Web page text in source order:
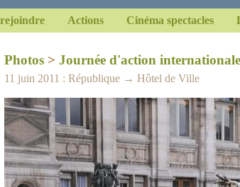
Actions Cinéma spectacles
Photos > Journée d'action internationale
11 juin 2011 : République → Hôtel de Ville